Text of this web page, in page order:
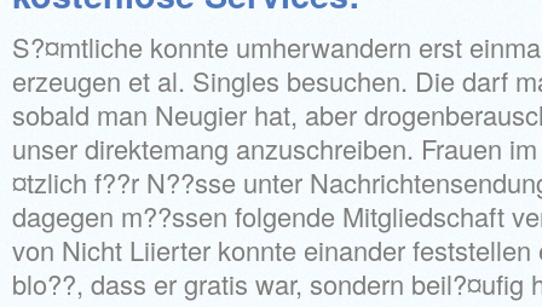
S?¤mtliche konnte umherwandern erst
erzeugen et al. Singles besuchen. Die darf
sobald man Neugier hat, aber
unser direktemang anzuschreiben. Frauen
¤tzlich f??r N??sse unter
dagegen m??ssen folgende Mitgliedschaft
von Nicht Liierter konnte einander
blo??, dass er gratis war, sondern beil?¤ufig